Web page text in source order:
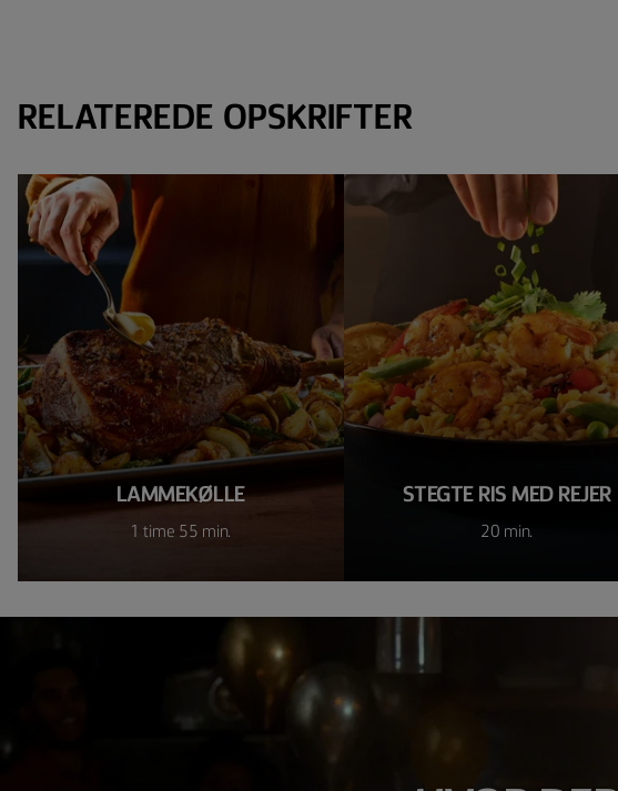
RELATEREDE OPSKRIFTER
LAMMEKØLLE
1 time 55 min.
STEGTE RIS MED REJER
20 min.